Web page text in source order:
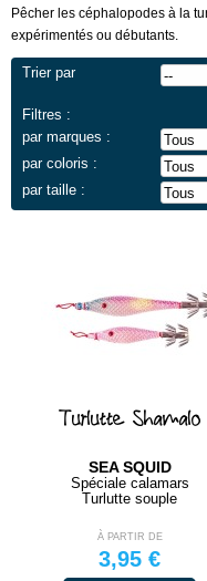
Pêcher les céphalopodes à la
expérimentés ou débutants.
Trier par
Filtres :
par marques :
par coloris :
par taille :
Turlutte Shamalo
SEA SQUID
Spéciale calamars
Turlutte souple
À PARTIR DE
3,95 €